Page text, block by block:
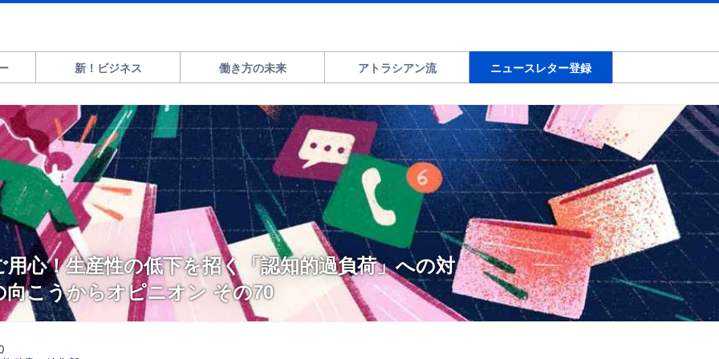
新！ビジネス 働き方の未来 アトラシアン流 ニュースレター登録
用心！生産性の低下を招く「認知的過負荷」への対
こうからオピニオン その70